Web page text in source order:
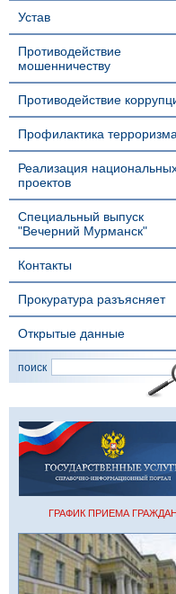
Устав
Противодействие
мошенничеству
Противодействие
Профилактика терроризма
Реализация
проектов
Специальный выпуск
"Вечерний Мурманск"
Контакты
Прокуратура разъясняет
Открытые данные
поиск
ГРАФИК ПРИЕМА ГРАЖДАН